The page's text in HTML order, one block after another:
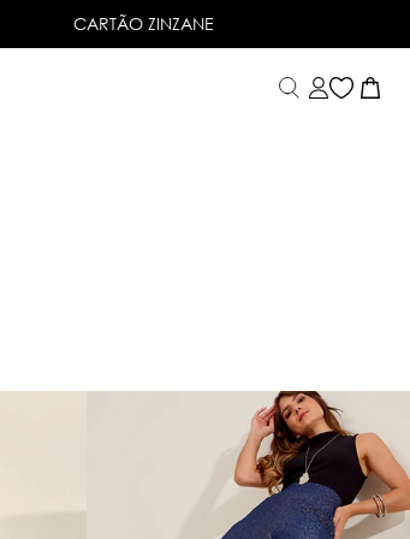
6X SEM JUROSNO CARTÃO DE CRÉDITO
CARTÃO ZINZANE